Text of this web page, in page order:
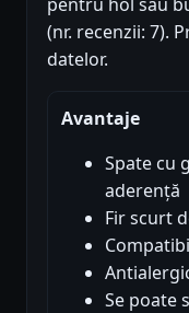
(nr. recenzii: 7).
datelor.
Avantaje
Spate cu
aderență
Fir scurt
Se poate